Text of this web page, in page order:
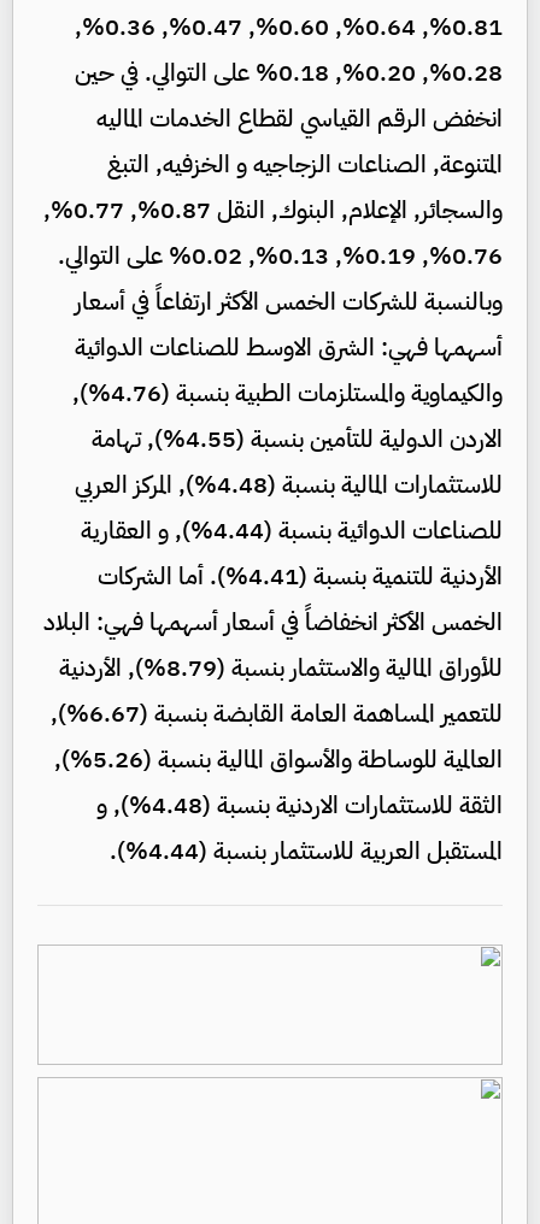
0.81%, 0.64%, 0.60%, 0.47%, 0.36%,
0.28%, 0.20%, 0.18% على التوالي. في حين
انخفض الرقم القياسي لقطاع الخدمات الماليه
المتنوعة, الصناعات الزجاجيه و الخزفيه, التبغ
والسجائر, الإعلام, البنوك, النقل 0.87%, 0.77%,
0.76%, 0.19%, 0.13%, 0.02% على التوالي.
وبالنسبة للشركات الخمس الأكثر ارتفاعاً في أسعار
أسهمها فهي: الشرق الاوسط للصناعات الدوائية
والكيماوية والمستلزمات الطبية بنسبة (4.76%),
الاردن الدولية للتأمين بنسبة (4.55%), تهامة
للاستثمارات المالية بنسبة (4.48%), المركز العربي
للصناعات الدوائية بنسبة (4.44%), و العقارية
الأردنية للتنمية بنسبة (4.41%). أما الشركات
الخمس الأكثر انخفاضاً في أسعار أسهمها فهي: البلاد
للأوراق المالية والاستثمار بنسبة (8.79%), الأردنية
للتعمير المساهمة العامة القابضة بنسبة (6.67%),
العالمية للوساطة والأسواق المالية بنسبة (5.26%),
الثقة للاستثمارات الاردنية بنسبة (4.48%), و
المستقبل العربية للاستثمار بنسبة (4.44%).